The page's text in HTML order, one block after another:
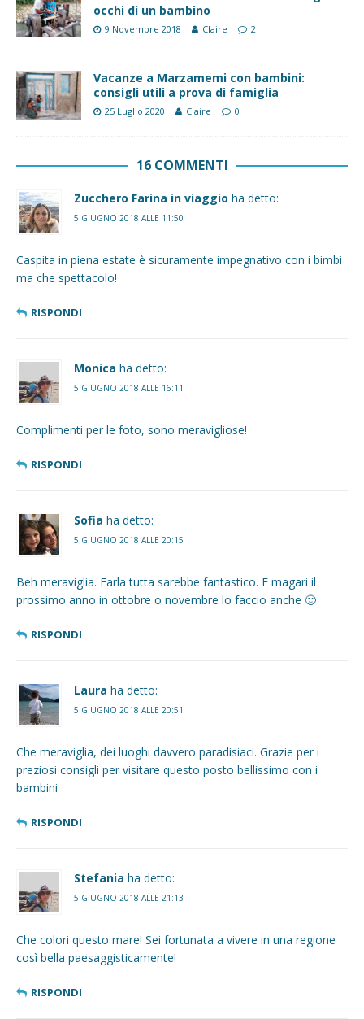
occhi di un bambino
9 Novembre 2018 Claire 2
Vacanze a Marzamemi con bambini:
consigli utili a prova di famiglia
25 Luglio 2020 Claire 0
16 COMMENTI
Zucchero Farina in viaggio ha detto:
5 GIUGNO 2018 ALLE 11:50
Caspita in piena estate è sicuramente impegnativo con i bimbi
ma che spettacolo!
RISPONDI
Monica ha detto:
5 GIUGNO 2018 ALLE 16:11
Complimenti per le foto, sono meravigliose!
RISPONDI
Sofia ha detto:
5 GIUGNO 2018 ALLE 20:15
Beh meraviglia. Farla tutta sarebbe fantastico. E magari il
prossimo anno in ottobre o novembre lo faccio anche 🙂
RISPONDI
Laura ha detto:
5 GIUGNO 2018 ALLE 20:51
Che meraviglia, dei luoghi davvero paradisiaci. Grazie per i
preziosi consigli per visitare questo posto bellissimo con i
bambini
RISPONDI
Stefania ha detto:
5 GIUGNO 2018 ALLE 21:13
Che colori questo mare! Sei fortunata a vivere in una regione
così bella paesaggisticamente!
RISPONDI